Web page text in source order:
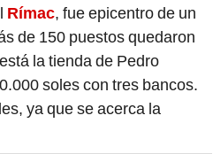
Rímac, fue epicentro de un
de 150 puestos quedaron
la tienda de Pedro
soles con tres bancos.
ya que se acerca la